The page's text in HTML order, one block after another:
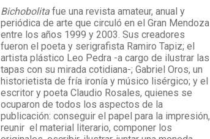
Bichobolita fue una revista amateur, anual y
periódica de arte que circuló en el Gran Mendoza
entre los años 1999 y 2003. Sus creadores
fueron el poeta y serigrafista Ramiro Tapiz; el
artista plástico Leo Pedra -a cargo de ilustrar las
tapas con su mirada cotidiana-; Gabriel Oros, un
historietista de fría ironía y músico lisérgico; y el
escritor y poeta Claudio Rosales, quienes se
ocuparon de todos los aspectos de la
publicación: conseguir el papel para la impresión,
reunir el material literario, componer los